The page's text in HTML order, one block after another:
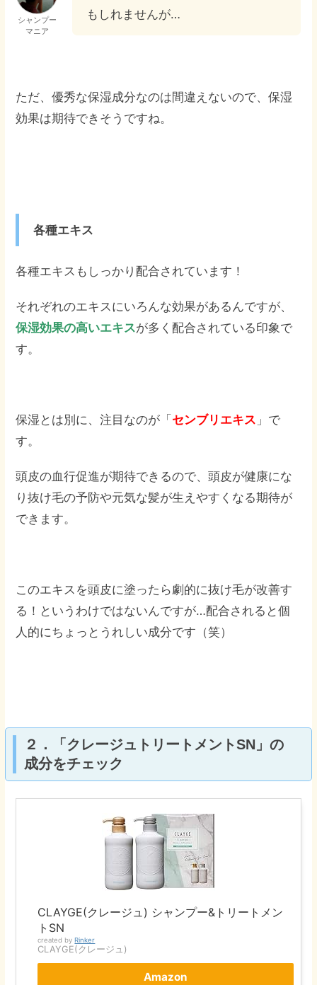
シャンプー
マニア
もしれませんが…
ただ、優秀な保湿成分なのは間違えないので、保湿
効果は期待できそうですね。
各種エキス
各種エキスもしっかり配合されています！
それぞれのエキスにいろんな効果があるんですが、
保湿効果の高いエキスが多く配合されている印象で
す。
保湿とは別に、注目なのが「 センブリエキス 」で
す。
頭皮の血行促進が期待できるので、頭皮が健康にな
り抜け毛の予防や元気な髪が生えやすくなる期待が
できます。
このエキスを頭皮に塗ったら劇的に抜け毛が改善す
る！というわけではないんですが…配合されると個
人的にちょっとうれしい成分です（笑）
２．「クレージュトリートメントSN」の
成分をチェック
CLAYGE(クレージュ) シャンプー&トリートメン
トSN
created byRinker
CLAYGE(クレージュ)
Amazon